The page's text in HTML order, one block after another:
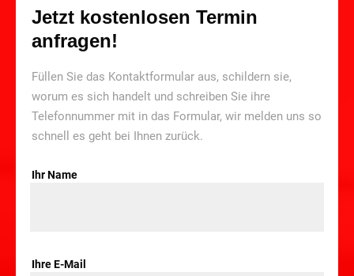
Jetzt kostenlosen Termin
anfragen!
Füllen Sie das Kontaktformular aus, schildern sie,
worum es sich handelt und schreiben Sie ihre
Telefonnummer mit in das Formular, wir melden uns so
schnell es geht bei Ihnen zurück.
Ihr Name
Ihre E-Mail